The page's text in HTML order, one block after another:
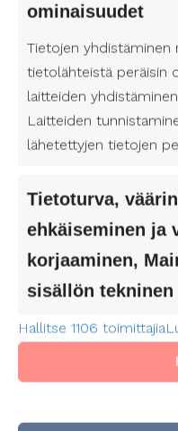
ominaisuudet
Tietojen yhdistäminen
tietolähteistä peräisin
laitteiden
Laitteiden
lähetettyjen tietojen
Tietoturva,
ehkäiseminen ja
korjaaminen,
sisällön tekninen
Hallitse 1106 toimittajia
Jooga ja meditaatio
Lopuksi
MS-tauti on vakava
diagnoosi ja hoito
lääkäriisi välittömästi.
voi auttaa
Lue lisää blogeja
sairauksista ja